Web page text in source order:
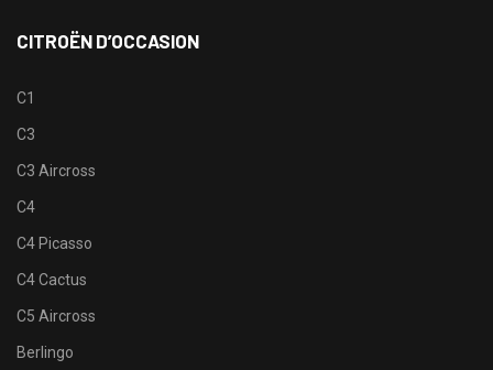
CITROËN D’OCCASION
C1
C3
C3 Aircross
C4
C4 Picasso
C4 Cactus
C5 Aircross
Berlingo